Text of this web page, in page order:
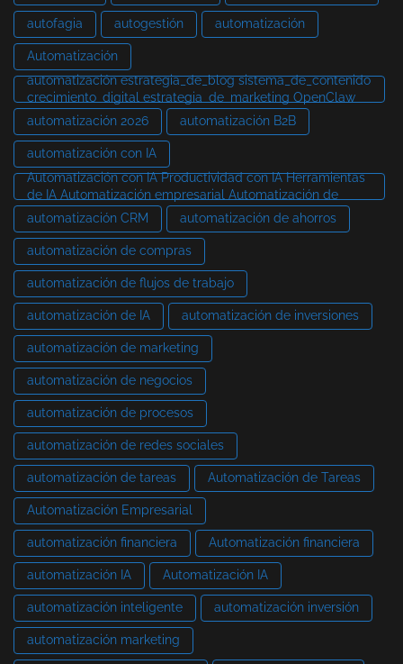
autofagia autogestión automatización
Automatización
automatización estrategia_de_blog sistema_de_contenido
crecimiento_digital estrategia_de_marketing OpenClaw
automatización 2026
automatización B2B
automatización con IA
Automatización con IA Productividad con IA Herramientas
de IA Automatización empresarial Automatización de
automatización CRM
automatización de ahorros
automatización de compras
automatización de flujos de trabajo
automatización de IA automatización de inversiones
automatización de marketing
automatización de negocios
automatización de procesos
automatización de redes sociales
automatización de tareas Automatización de Tareas
Automatización Empresarial
automatización financiera Automatización financiera
automatización IA Automatización IA
automatización inteligente automatización inversión
automatización marketing